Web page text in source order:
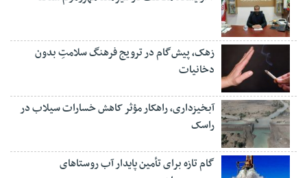
زهک، پیش‌گام در ترویج فرهنگ سلامتِ بدون
دخانیات
آبخیزداری، راهکار مؤثر کاهش خسارات سیلاب در
راسک
گام تازه برای تأمین پایدار آب روستاهای